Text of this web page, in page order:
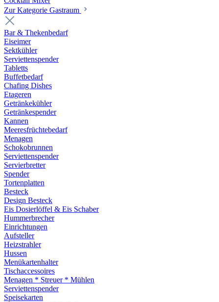
Zur Kategorie Gastraum
Bar & Thekenbedarf
Eiseimer
Sektkühler
Serviettenspender
Tabletts
Buffetbedarf
Chafing Dishes
Etageren
Getränkekühler
Getränkespender
Kannen
Meeresfrüchtebedarf
Menagen
Schokobrunnen
Serviettenspender
Servierbretter
Spender
Tortenplatten
Besteck
Design Besteck
Eis Dosierlöffel & Eis Schaber
Hummerbrecher
Einrichtungen
Aufsteller
Heizstrahler
Hussen
Menükartenhalter
Tischaccessoires
Menagen * Streuer * Mühlen
Serviettenspender
Speisekarten